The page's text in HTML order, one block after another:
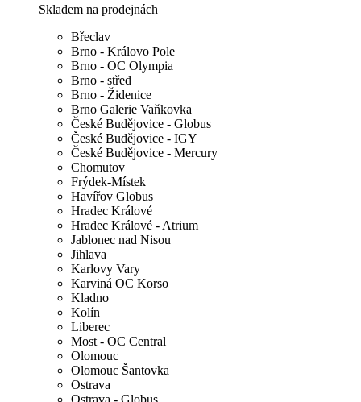
Skladem na prodejnách
Břeclav
Brno - Královo Pole
Brno - OC Olympia
Brno - střed
Brno - Židenice
Brno Galerie Vaňkovka
České Budějovice - Globus
České Budějovice - IGY
České Budějovice - Mercury
Chomutov
Frýdek-Místek
Havířov Globus
Hradec Králové
Hradec Králové - Atrium
Jablonec nad Nisou
Jihlava
Karlovy Vary
Karviná OC Korso
Kladno
Kolín
Liberec
Most - OC Central
Olomouc
Olomouc Šantovka
Ostrava
Ostrava - Globus